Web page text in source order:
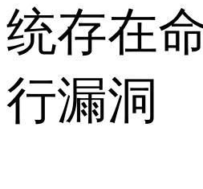
统存在
行漏洞